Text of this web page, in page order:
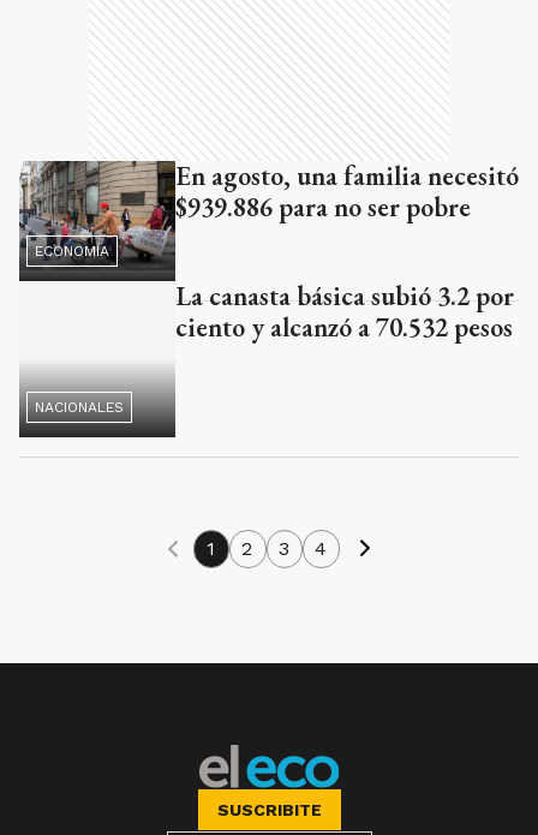
ECONOMÍA
En agosto, una familia necesitó
$939.886 para no ser pobre
NACIONALES
La canasta básica subió 3.2 por
ciento y alcanzó a 70.532 pesos
SUSCRIBITE
Nuestros medios